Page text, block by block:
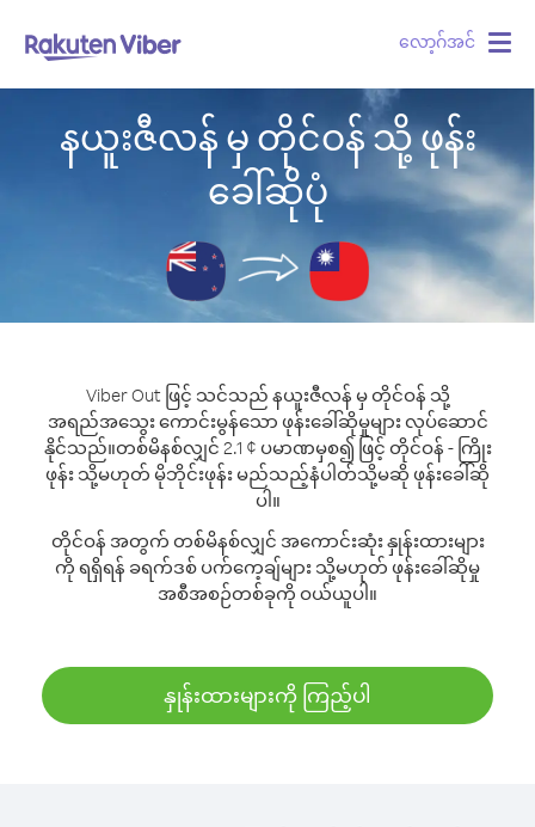
လော့ဂ်အင်
နယူးဇီလန် မှ တိုင်ဝန် သို့ ဖုန်း
ခေါ်ဆိုပုံ
Viber Out ဖြင့် သင်သည် နယူးဇီလန် မှ တိုင်ဝန် သို့
အရည်အသွေး ကောင်းမွန်သော ဖုန်းခေါ်ဆိုမှုများ လုပ်ဆောင်
နိုင်သည်။တစ်မိနစ်လျှင် 2.1 ¢ ပမာဏမှစ၍ ဖြင့် တိုင်ဝန် - ကြိုး
ဖုန်း သို့မဟုတ် မိုဘိုင်းဖုန်း မည်သည့်နံပါတ်သို့မဆို ဖုန်းခေါ်ဆို
ပါ။
တိုင်ဝန် အတွက် တစ်မိနစ်လျှင် အကောင်းဆုံး နှုန်းထားများ
ကို ရရှိရန် ခရက်ဒစ် ပက်ကေ့ချ်များ သို့မဟုတ် ဖုန်းခေါ်ဆိုမှု
အစီအစဉ်တစ်ခုကို ဝယ်ယူပါ။
နှုန်းထားများကို ကြည့်ပါ